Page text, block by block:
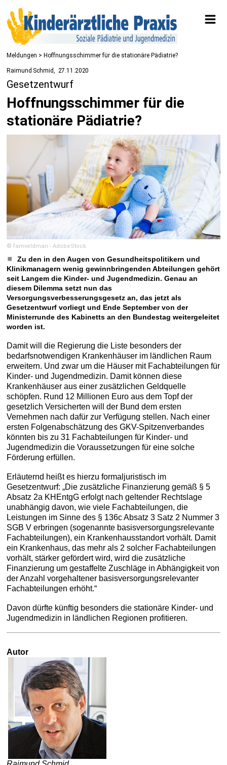
Meldungen > Hoffnungsschimmer für die stationäre Pädiatrie?
Raimund Schmid 27.11.2020
Gesetzentwurf
Hoffnungsschimmer für die
stationäre Pädiatrie?
© famveldman - AdobeStock
Zu den in den Augen von Gesundheitspolitikern und
Klinikmanagern wenig gewinnbringenden Abteilungen gehört
seit Langem die Kinder- und Jugendmedizin. Genau an
diesem Dilemma setzt nun das
Versorgungsverbesserungsgesetz an, das jetzt als
Gesetzentwurf vorliegt und Ende September von der
Ministerrunde des Kabinetts an den Bundestag weitergeleitet
worden ist.
Damit will die Regierung die Liste besonders der
bedarfsnotwendigen Krankenhäuser im ländlichen Raum
erweitern. Und zwar um die Häuser mit Fachabteilungen für
Kinder- und Jugendmedizin. Damit können diese
Krankenhäuser aus einer zusätzlichen Geldquelle
schöpfen. Rund 12 Millionen Euro aus dem Topf der
gesetzlich Versicherten will der Bund dem ersten
Vernehmen nach dafür zur Verfügung stellen. Nach einer
ersten Folgenabschätzung des GKV-Spitzenverbandes
könnten bis zu 31 Fachabteilungen für Kinder- und
Jugendmedizin die Voraussetzungen für eine solche
Förderung erfüllen.
Erläuternd heißt es hierzu formaljuristisch im
Gesetzentwurf: „Die zusätzliche Finanzierung gemäß § 5
Absatz 2a KHEntgG erfolgt nach geltender Rechtslage
unabhängig davon, wie viele Fachabteilungen, die
Leistungen im Sinne des § 136c Absatz 3 Satz 2 Nummer 3
SGB V erbringen (sogenannte basisversorgungsrelevante
Fachabteilungen), ein Krankenhausstandort vorhält. Damit
ein Krankenhaus, das mehr als 2 solcher Fachabteilungen
vorhält, stärker gefördert wird, wird die zusätzliche
Finanzierung um gestaffelte Zuschläge in Abhängigkeit von
der Anzahl vorgehaltener basisversorgungsrelevanter
Fachabteilungen erhöht.“
Davon dürfte künftig besonders die stationäre Kinder- und
Jugendmedizin in ländlichen Regionen profitieren.
Autor